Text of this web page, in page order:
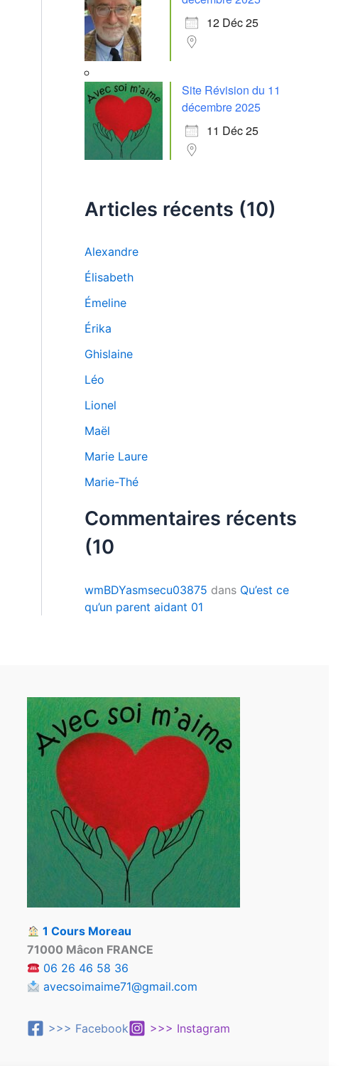
12 Déc 25
Site Révision du 11
décembre 2025
11 Déc 25
Articles récents (10)
Alexandre
Élisabeth
Émeline
Érika
Ghislaine
Léo
Lionel
Maël
Marie Laure
Marie-Thé
Commentaires récents
(10
wmBDYasmsecu03875 dans Qu’est ce
qu’un parent aidant 01
1 Cours Moreau
71000 Mâcon FRANCE
06 26 46 58 36
avecsoimaime71@gmail.com
>>> Facebook >>> Instagram